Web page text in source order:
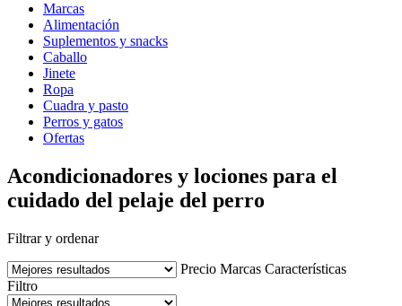
Marcas
Alimentación
Suplementos y snacks
Caballo
Jinete
Ropa
Cuadra y pasto
Perros y gatos
Ofertas
Acondicionadores y lociones para el
cuidado del pelaje del perro
Filtrar y ordenar
Precio Marcas Características
Filtro